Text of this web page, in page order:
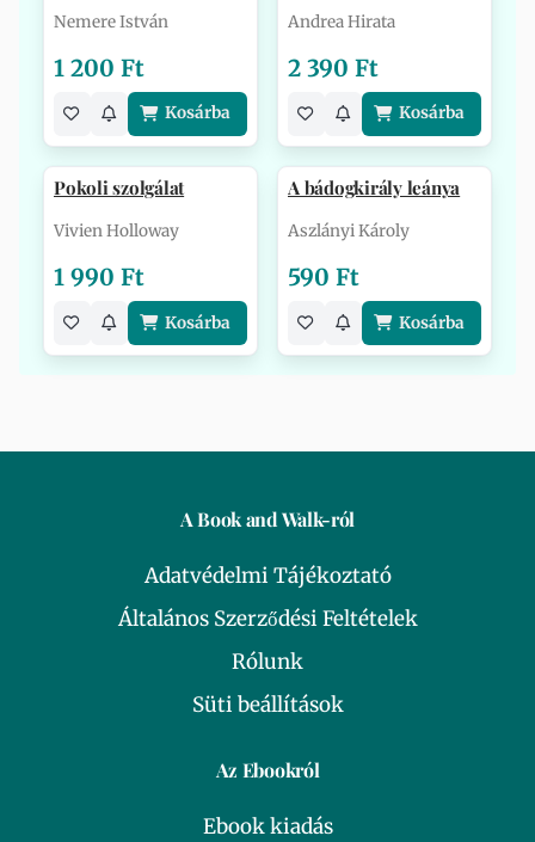
Nemere István
1 200 Ft
Kosárba
Andrea Hirata
2 390 Ft
Kosárba
Pokoli szolgálat
Vivien Holloway
1 990 Ft
Kosárba
A bádogkirály leánya
Aszlányi Károly
590 Ft
Kosárba
A Book and Walk-ról
Adatvédelmi Tájékoztató
Általános Szerződési Feltételek
Rólunk
Süti beállítások
Az Ebookról
Ebook kiadás